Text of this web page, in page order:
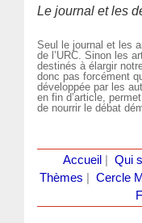
Le journal et les
Seul le journal et les
de l’URC. Sinon les
destinés à élargir
donc pas forcément
développée par les
en fin d’article,
de nourrir le débat
Accueil Qui
Thèmes
Cercle